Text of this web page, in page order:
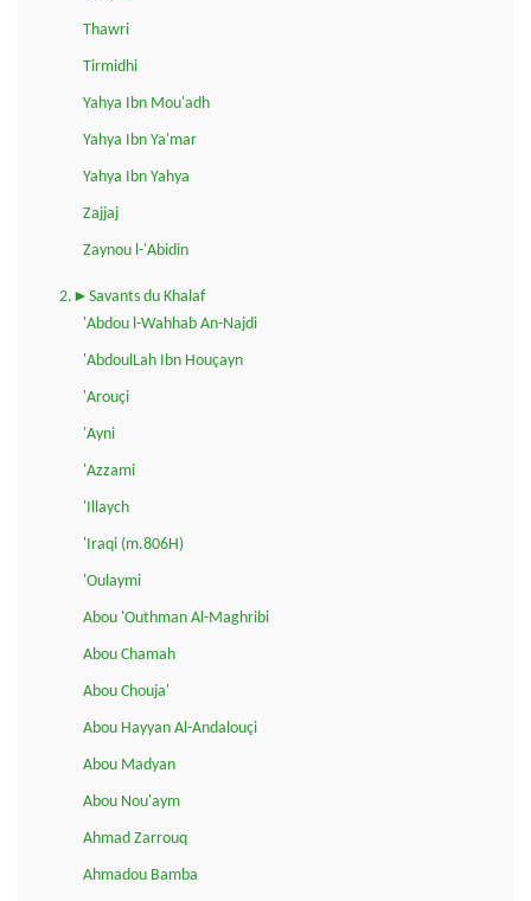
Thawri
Tirmidhi
Yahya Ibn Mou'adh
Yahya Ibn Ya'mar
Yahya Ibn Yahya
Zajjaj
Zaynou l-'Abidin
2.►Savants du Khalaf
'Abdou l-Wahhab An-Najdi
'AbdoulLah Ibn Houçayn
'Arouçi
'Ayni
'Azzami
'Illaych
'Iraqi (m.806H)
'Oulaymi
Abou 'Outhman Al-Maghribi
Abou Chamah
Abou Chouja'
Abou Hayyan Al-Andalouçi
Abou Madyan
Abou Nou'aym
Ahmad Zarrouq
Ahmadou Bamba